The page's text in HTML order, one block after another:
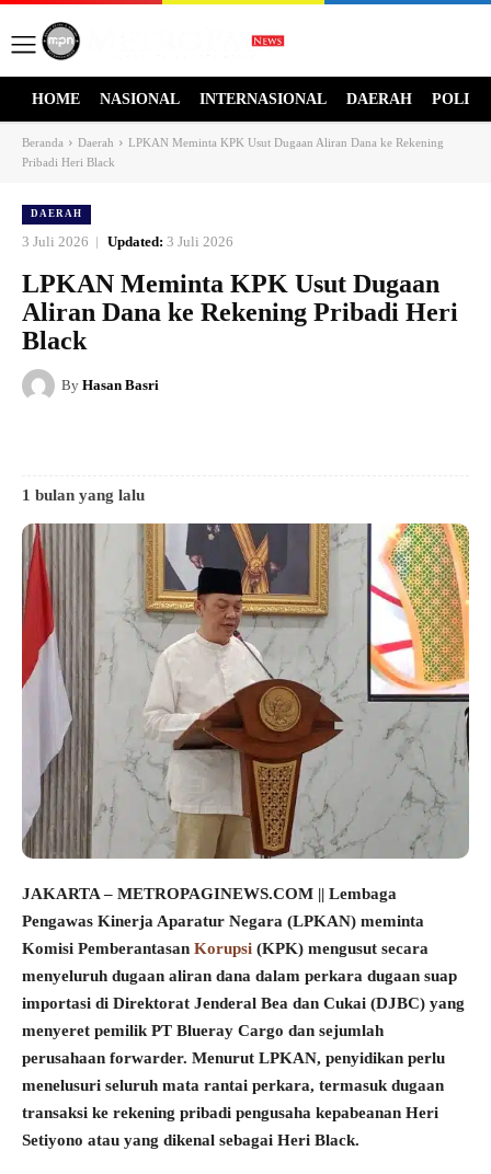
HOME NASIONAL INTERNASIONAL DAERAH
Beranda Daerah
LPKAN Meminta KPK Usut Dugaan Aliran Dana ke Rekening
Pribadi Heri Black
DAERAH
3 Juli 2026 Updated: 3 Juli 2026
LPKAN Meminta KPK Usut Dugaan
Aliran Dana ke Rekening Pribadi Heri
Black
By Hasan Basri
1 bulan yang lalu
JAKARTA – METROPAGINEWS.COM || Lembaga
Pengawas Kinerja Aparatur Negara (LPKAN) meminta
Komisi Pemberantasan Korupsi (KPK) mengusut secara
menyeluruh dugaan aliran dana dalam perkara dugaan suap
importasi di Direktorat Jenderal Bea dan Cukai (DJBC) yang
menyeret pemilik PT Blueray Cargo dan sejumlah
perusahaan forwarder. Menurut LPKAN, penyidikan perlu
menelusuri seluruh mata rantai perkara, termasuk dugaan
transaksi ke rekening pribadi pengusaha kepabeanan Heri
Setiyono atau yang dikenal sebagai Heri Black.